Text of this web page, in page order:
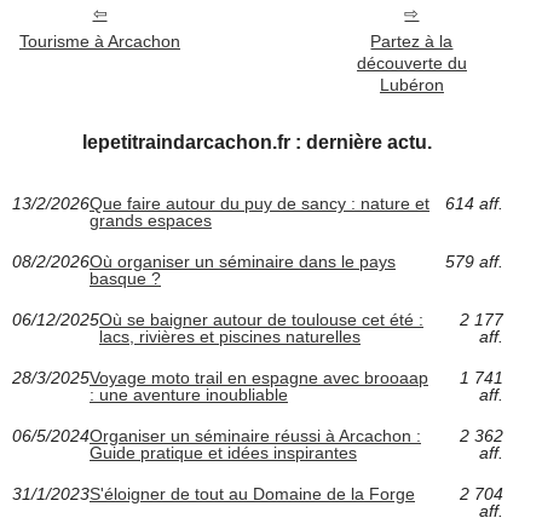
Tourisme à Arcachon
Partez à la
découverte du
Lubéron
lepetitraindarcachon.fr : dernière actu.
13/2/2026Que faire autour du puy de sancy : nature et
grands espaces
614 aff.
08/2/2026Où organiser un séminaire dans le pays
basque ?
579 aff.
06/12/2025Où se baigner autour de toulouse cet été :
lacs, rivières et piscines naturelles
2 177
aff.
28/3/2025Voyage moto trail en espagne avec brooaap
: une aventure inoubliable
1 741
aff.
06/5/2024Organiser un séminaire réussi à Arcachon :
Guide pratique et idées inspirantes
2 362
aff.
31/1/2023S'éloigner de tout au Domaine de la Forge
2 704
aff.